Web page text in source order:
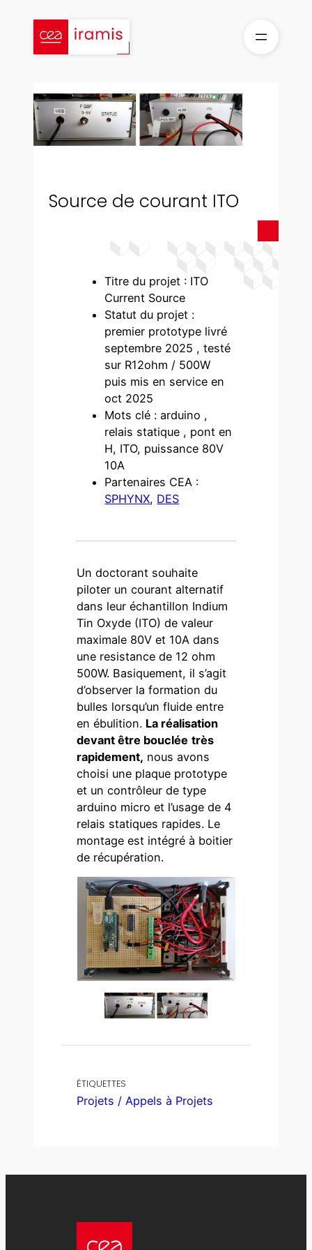
contenu
Source de courant ITO
ÉTIQUETTES
Projets / Appels à Projets
Titre du projet : ITO
Current Source
Statut du projet :
premier prototype livré
septembre 2025 , testé
sur R12ohm / 500W
puis mis en service en
oct 2025
Mots clé : arduino ,
relais statique , pont en
H, ITO, puissance 80V
10A
Partenaires CEA :
SPHYNX, DES
Un doctorant souhaite
piloter un courant alternatif
dans leur échantillon Indium
Tin Oxyde (ITO) de valeur
maximale 80V et 10A dans
une resistance de 12 ohm
500W. Basiquement, il s’agit
d’observer la formation du
bulles lorsqu’un fluide entre
en ébulition. La réalisation
devant être bouclée très
rapidement, nous avons
choisi une plaque prototype
et un contrôleur de type
arduino micro et l’usage de 4
relais statiques rapides. Le
montage est intégré à boitier
de récupération.